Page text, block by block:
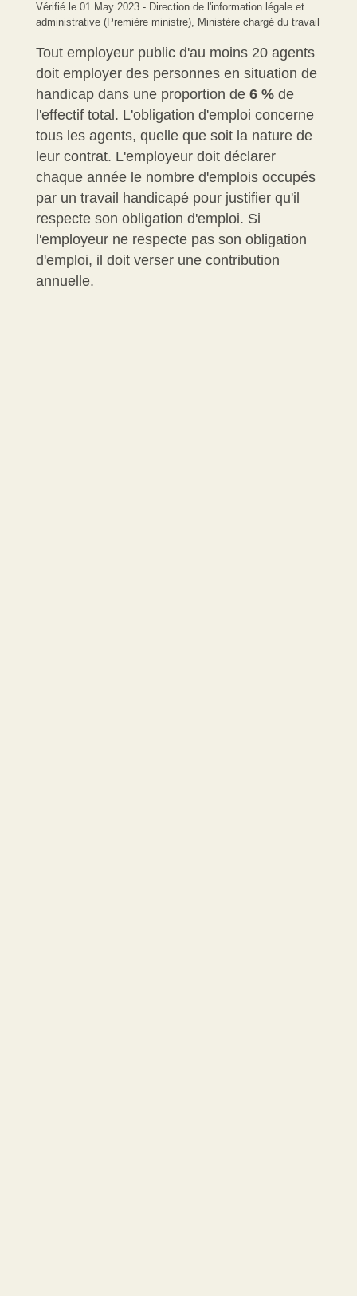
Vérifié le 01 May 2023 - Direction de l'information légale et
administrative (Première ministre), Ministère chargé du travail
Tout employeur public d'au moins 20 agents
doit employer des personnes en situation de
handicap dans une proportion de 6 % de
l'effectif total. L'obligation d'emploi concerne
tous les agents, quelle que soit la nature de
leur contrat. L'employeur doit déclarer
chaque année le nombre d'emplois occupés
par un travail handicapé pour justifier qu'il
respecte son obligation d'emploi. Si
l'employeur ne respecte pas son obligation
d'emploi, il doit verser une contribution
annuelle.